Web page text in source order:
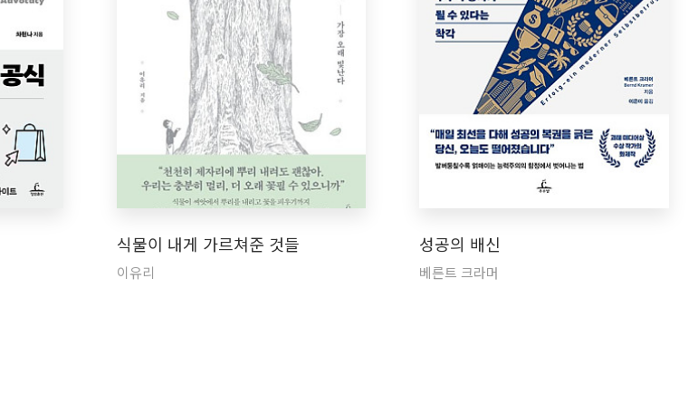
식물이 내게 가르쳐준 것들
이유리
성공의 배신
베른트 크라머